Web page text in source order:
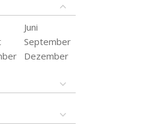
Juni
September
Dezember